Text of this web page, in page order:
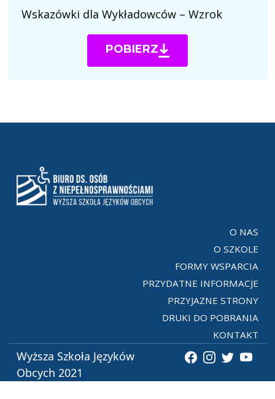
Wskazówki dla Wykładowców – Wzrok
POBIERZ
O NAS
O SZKOLE
FORMY WSPARCIA
PRZYDATNE INFORMACJE
PRZYJAZNE STRONY
DRUKI DO POBRANIA
KONTAKT
Wyższa Szkoła Języków
Obcych 2021